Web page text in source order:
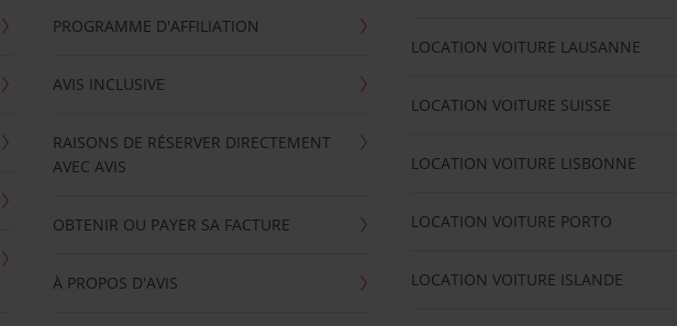
PROGRAMME D'AFFILIATION
AVIS INCLUSIVE
RAISONS DE RÉSERVER DIRECTEMENT
AVEC AVIS
OBTENIR OU PAYER SA FACTURE
À PROPOS D'AVIS
LOCATION VOITURE LAUSANNE
LOCATION VOITURE SUISSE
LOCATION VOITURE LISBONNE
LOCATION VOITURE PORTO
LOCATION VOITURE ISLANDE